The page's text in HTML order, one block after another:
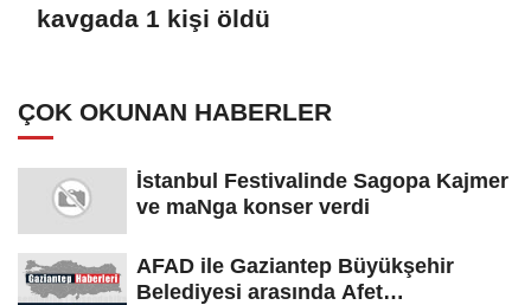
kavgada 1 kişi öldü
ÇOK OKUNAN HABERLER
İstanbul Festivalinde Sagopa Kajmer
ve maNga konser verdi
AFAD ile Gaziantep Büyükşehir
Belediyesi arasında Afet